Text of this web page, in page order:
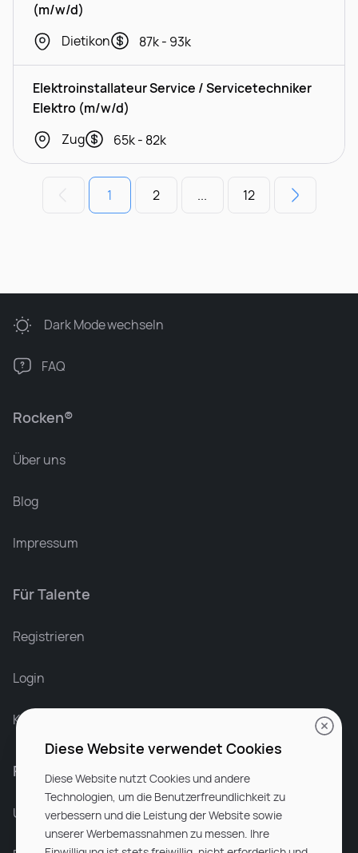
(m/w/d)
Dietikon
87k - 93k
Elektroinstallateur Service / Servicetechniker
Elektro (m/w/d)
Zug
65k - 82k
1 2 ... 12
Rocken®
Über uns
Blog
Impressum
Für Talente
Registrieren
Login
Karriere bei Rocken
Für Unternehmen
Unsere Dienstleistungen
Dark Modewechseln
FAQ
Diese Website verwendet Cookies
Diese Website nutzt Cookies und andere
Technologien, um die Benutzerfreundlichkeit zu
verbessern und die Leistung der Website sowie
unserer Werbemassnahmen zu messen. Ihre